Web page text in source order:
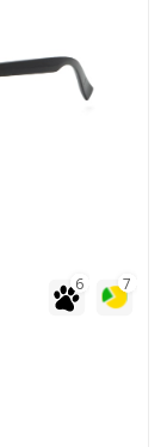
7
6